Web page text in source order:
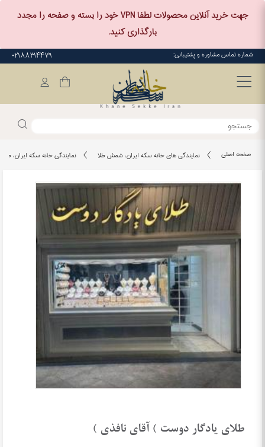
جهت خرید آنلاین محصولات لطفا VPN خود را بسته و صفحه را مجدد
بارگذاری کنید.
شماره تماس مشاوره و پشتیبانی: ۰۲۱۸۸۳۱۴۴۷۹
صفحه اصلی نمایندگی های خانه سکه ایران، شمش طلا نمایندگی خانه سکه ایران،
طلای یادگار دوست ) آقای نافذی )